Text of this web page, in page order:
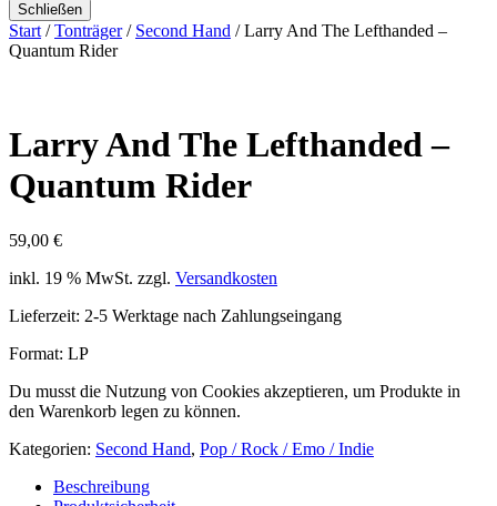
Schließen
Start /Tonträger/ Second Hand / Larry And The Lefthanded –
Quantum Rider
Larry And The Lefthanded –
Quantum Rider
59,00 €
inkl. 19 % MwSt. zzgl. Versandkosten
Lieferzeit: 2-5 Werktage nach Zahlungseingang
Format: LP
Du musst die Nutzung von Cookies akzeptieren, um Produkte in
den Warenkorb legen zu können.
Kategorien: Second Hand, Pop / Rock / Emo / Indie
Beschreibung